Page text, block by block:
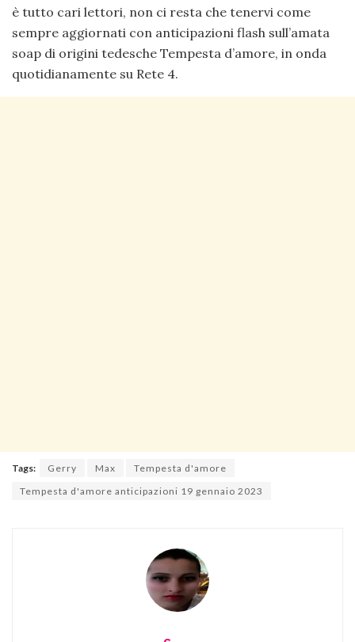
è tutto cari lettori, non ci resta che tenervi come
sempre aggiornati con anticipazioni flash sull’amata
soap di origini tedesche Tempesta d’amore, in onda
quotidianamente su Rete 4.
Tags: Gerry Max
Tempesta d'amore
Tempesta d'amore anticipazioni 19 gennaio 2023